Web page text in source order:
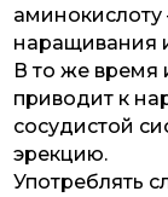
наращивания
В то же время
приводит к
сосудистой
эрекцию.
Употреблять